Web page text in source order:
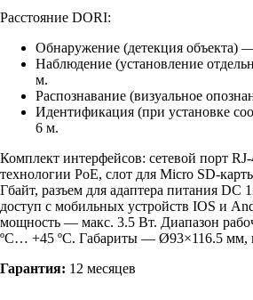
Расстояние DORI:
Обнаружение (детекция объекта)
Наблюдение (установление
м.
Распознавание (визуальное
Идентификация (при установке
6 м.
Комплект интерфейсов: сетевой порт
технологии РоЕ, слот для Micro SD-
Гбайт, разъем для адаптера питания DC
доступ с мобильных устройств IOS и
мощность — макс. 3.5 Вт. Диапазон
ºС… +45 ºС. Габариты — Ø93×116.5 мм,
Гарантия: 12 месяцев